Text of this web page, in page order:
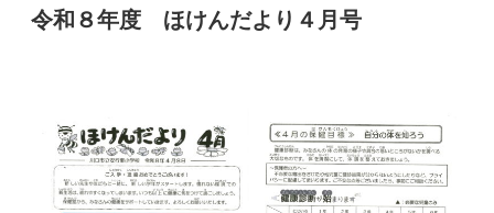
稿
日:
令和８年度 ほけんだより４月号